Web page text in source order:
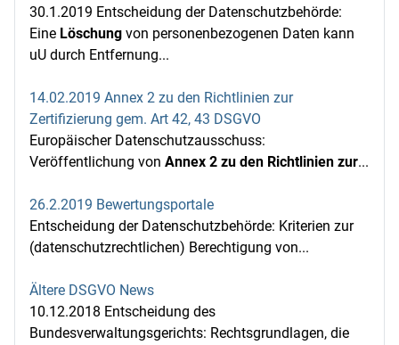
30.1.2019 Entscheidung der Datenschutzbehörde:
Eine Löschung von personenbezogenen Daten kann
uU durch Entfernung...
14.02.2019 Annex 2 zu den Richtlinien zur
Zertifizierung gem. Art 42, 43 DSGVO
Europäischer Datenschutzausschuss:
Veröffentlichung von Annex 2 zu den Richtlinien zur...
26.2.2019 Bewertungsportale
Entscheidung der Datenschutzbehörde: Kriterien zur
(datenschutzrechtlichen) Berechtigung von...
Ältere DSGVO News
10.12.2018 Entscheidung des
Bundesverwaltungsgerichts: Rechtsgrundlagen, die